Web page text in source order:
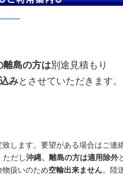
島の方は別途見積もり
みとさせていただきます
します。要望がある場合はご連
ただし沖縄、離島の方は適用除外
物扱いのため空輸出来ません。陸